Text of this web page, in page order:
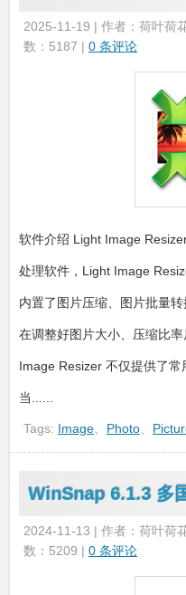
2025-11-19 | 作者：荷叶荷
数：5187 | 0 条评论
软件介绍 Light Image
处理软件，Light Image
内置了图片压缩、图片批量
在调整好图片大小、压缩比
Image Resizer 不仅提供了常
当......
Tags: Image Photo
WinSnap 6.1.3 多
2024-11-13 | 作者：荷叶荷
数：5209 | 0 条评论